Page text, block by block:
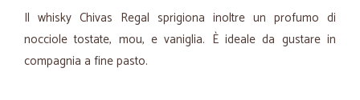
Il whisky Chivas Regal sprigiona inoltre un profumo di
nocciole tostate, mou, e vaniglia. È ideale da gustare in
compagnia a fine pasto.